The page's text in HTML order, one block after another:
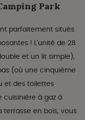
Park
parfaitement situés
! L'unité de 28
et un lit simple),
(où une cinquième
et des toilettes
cuisinière à gaz à
en bois, vous